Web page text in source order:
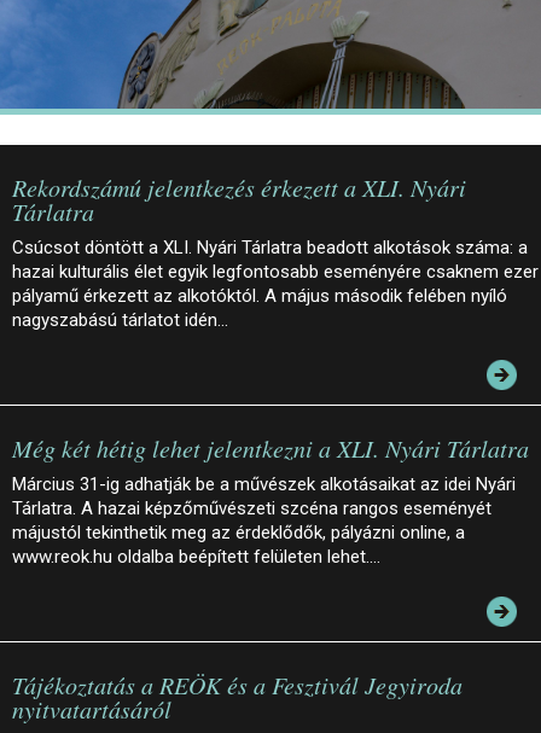
KÖZÉRDEKŰ ADATOK
Rekordszámú jelentkezés érkezett a XLI. Nyári
Tárlatra
Csúcsot döntött a XLI. Nyári Tárlatra beadott alkotások száma: a
hazai kulturális élet egyik legfontosabb eseményére csaknem ezer
pályamű érkezett az alkotóktól. A május második felében nyíló
nagyszabású tárlatot idén…
Még két hétig lehet jelentkezni a XLI. Nyári Tárlatra
Március 31-ig adhatják be a művészek alkotásaikat az idei Nyári
Tárlatra. A hazai képzőművészeti szcéna rangos eseményét
májustól tekinthetik meg az érdeklődők, pályázni online, a
www.reok.hu oldalba beépített felületen lehet.…
Tájékoztatás a REÖK és a Fesztivál Jegyiroda
nyitvatartásáról